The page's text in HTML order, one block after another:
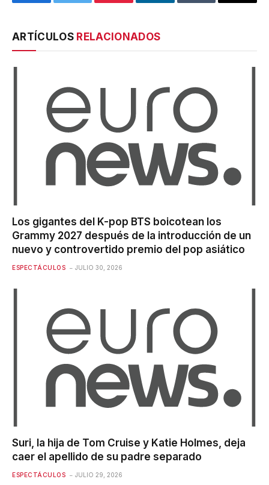
FacebookTwitter Pinterest LinkedInTumblr Email
ARTÍCULOS RELACIONADOS
Los gigantes del K-pop BTS boicotean los
Grammy 2027 después de la introducción de un
nuevo y controvertido premio del pop asiático
ESPECTÁCULOS JULIO 30, 2026
Suri, la hija de Tom Cruise y Katie Holmes, deja
caer el apellido de su padre separado
ESPECTÁCULOS JULIO 29, 2026